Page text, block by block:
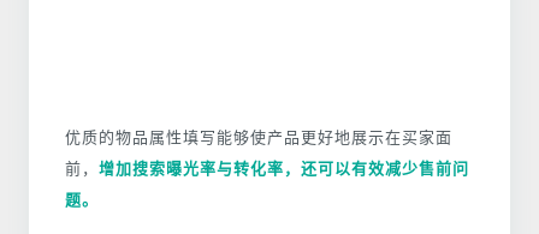
优质的物品属性填写能够使产品更好地展示在买家面
前， 增加搜索曝光率与转化率，还可以有效减少售前问
题。